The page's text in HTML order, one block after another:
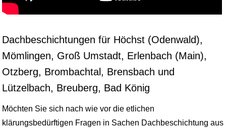
Dachbeschichtungen für Höchst (Odenwald),
Mömlingen, Groß Umstadt, Erlenbach (Main),
Otzberg, Brombachtal, Brensbach und
Lützelbach, Breuberg, Bad König
Möchten Sie sich nach wie vor die etlichen
klärungsbedürftigen Fragen in Sachen Dachbeschichtung aus